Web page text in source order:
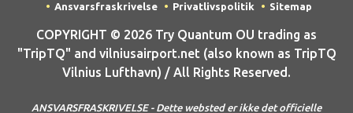
Ansvarsfraskrivelse
Privatlivspolitik Sitemap
COPYRIGHT © 2026 Try Quantum OU trading as
"TripTQ" and vilniusairport.net (also known as TripTQ
Vilnius Lufthavn) / All Rights Reserved.
ANSVARSFRASKRIVELSE - Dette websted er ikke det officielle